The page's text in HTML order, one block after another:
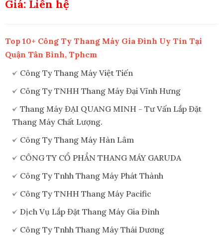
Giá: Liên hệ
Top 10+ Công Ty Thang Máy Gia Đình Uy Tín Tại
Quận Tân Bình, Tphcm
Công Ty Thang Máy Việt Tiến
Công Ty TNHH Thang Máy Đại Vĩnh Hưng
Thang Máy ĐẠI QUANG MINH - Tư Vấn Lắp Đặt
Thang Máy Chất Lượng.
Công Ty Thang Máy Hàn Lâm
CÔNG TY CỔ PHẦN THANG MÁY GARUDA
Công Ty Tnhh Thang Máy Phát Thành
Công Ty TNHH Thang Máy Pacific
Dịch Vụ Lắp Đặt Thang Máy Gia Đình
Công Ty Tnhh Thang Máy Thái Dương